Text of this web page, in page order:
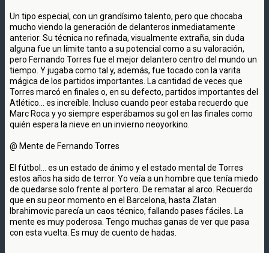
Un tipo especial, con un grandísimo talento, pero que chocaba
mucho viendo la generación de delanteros inmediatamente
anterior. Su técnica no refinada, visualmente extraña, sin duda
alguna fue un límite tanto a su potencial como a su valoración,
pero Fernando Torres fue el mejor delantero centro del mundo un
tiempo. Y jugaba como tal y, además, fue tocado con la varita
mágica de los partidos importantes. La cantidad de veces que
Torres marcó en finales o, en su defecto, partidos importantes del
Atlético... es increíble. Incluso cuando peor estaba recuerdo que
Marc Roca y yo siempre esperábamos su gol en las finales como
quién espera la nieve en un invierno neoyorkino.
@ Mente de Fernando Torres
El fútbol... es un estado de ánimo y el estado mental de Torres
estos años ha sido de terror. Yo veía a un hombre que tenía miedo
de quedarse solo frente al portero. De rematar al arco. Recuerdo
que en su peor momento en el Barcelona, hasta Zlatan
Ibrahimovic parecía un caos técnico, fallando pases fáciles. La
mente es muy poderosa. Tengo muchas ganas de ver que pasa
con esta vuelta. Es muy de cuento de hadas.